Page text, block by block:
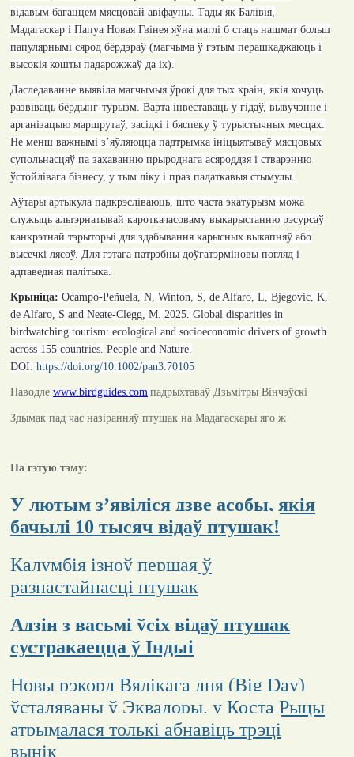
відавым багаццем мясцовай авіфауны. Тады як Балівія,
Мадагаскар і Папуа Новая Гвінея яўна маглі б стаць нашмат больш
папулярнымі сярод бёрдэраў (магчыма ў гэтым перашкаджаюць і
высокія кошты падарожжаў да іх).
Даследаванне выявіла магчымыя ўрокі для тых краін, якія хочуць
развіваць бёрдынг-турызм. Варта інвеставаць у гідаў, вывучэнне і
арганізацыю маршрутаў, засідкі і бяспеку ў турыстычных месцах.
Не менш важнымі з’яўляюцца падтрымка ініцыятываў мясцовых
супольнасцяў па захаванню прыроднага асяроддзя і стварэнню
ўстойлівага бізнесу, у тым ліку і праз падаткавыя стымулы.
Аўтары артыкула падкрэсліваюць, што часта экатурызм можа
служыць альтэрнатывай кароткачасоваму выкарыстанню рэсурсаў
канкрэтнай тэрыторыі для здабывання карысных выкапняў або
высечкі лясоў. Для гэтага патрэбны доўгатэрміновы погляд і
адпаведная палітыка.
Крыніца: Ocampo-Peñuela, N, Winton, S, de Alfaro, L, Bjegovic, K,
de Alfaro, S and Neate-Clegg, M. 2025. Global disparities in
birdwatching tourism: ecological and socioeconomic drivers of growth
across 155 countries. People and Nature.
DOI: https://doi.org/10.1002/pan3.70105
Паводле www.birdguides.com падрыхтаваў Дзьмітры Вінчэўскі
Здымак пад час назіранняў птушак на Мадагаскары яго ж
На гэтую тэму:
У лютым з’явіліся дзве асобы, якія
бачылі 10 тысяч відаў птушак!
Калумбія ізноў першая ў
разнастайнасці птушак
Адзін з васьмі ўсіх відаў птушак
сустракаецца ў Індыі
Новы рэкорд Вялікага дня (Big Day)
ўсталяваны ў Эквадоры, у Коста Рыцы
атрымалася толькі абнавіць трэці
вынік